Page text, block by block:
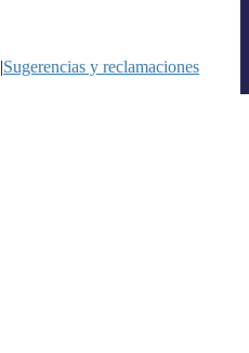
|Sugerencias y reclamaciones